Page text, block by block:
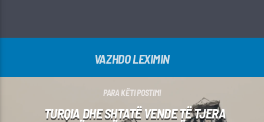
VAZHDO LEXIMIN
PARA KËTI POSTIMI
TURQIA DHE SHTATË VENDE TË TJERA